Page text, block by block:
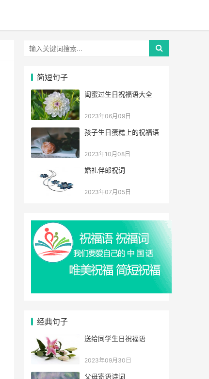
简短句子
闺蜜过生日祝福语大全
2023年06月09日
孩子生日蛋糕上的祝福语
2023年10月08日
婚礼伴郎祝词
2023年07月05日
经典句子
送给同学生日祝福语
2023年09月30日
父母寄语诗词